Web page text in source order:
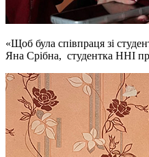
«Щоб була співпраця зі
Яна Срібна, студентка ННІ